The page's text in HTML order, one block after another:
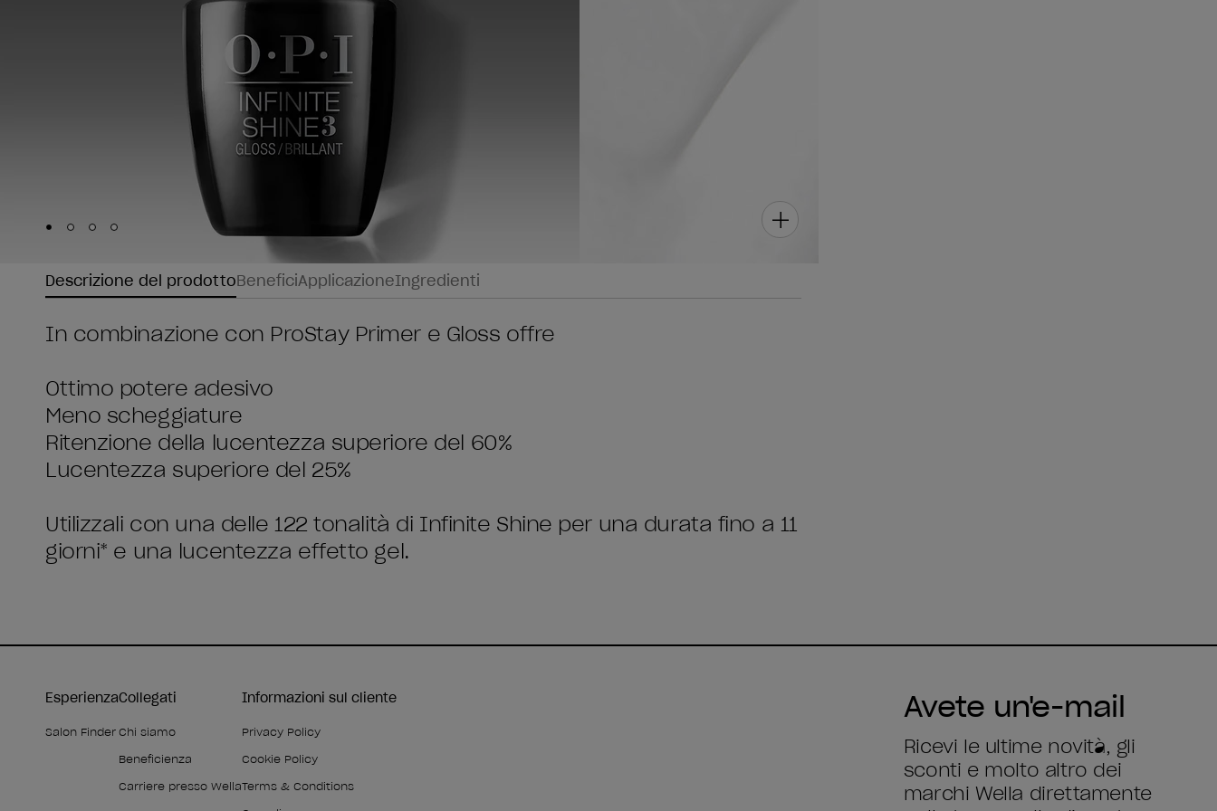
Skip to slide
Skip to slide
Skip to slide
Skip to slide 4
Descrizione del prodottoBeneficiApplicazioneIngredienti
In combinazione con ProStay Primer e Gloss offre
Ottimo potere adesivo
Meno scheggiature
Ritenzione della lucentezza superiore del 60%
Lucentezza superiore del 25%
Utilizzali con una delle 122 tonalità di Infinite Shine per una durata fino a 11
giorni* e una lucentezza effetto gel.
Esperienza
Salon Finder
Collegati
Chi siamo
Beneficienza
Carriere presso Wella
Informazioni sul cliente
Privacy Policy
Cookie Policy
Terms & Conditions
Avete un'e-mail
Ricevi le ultime novità, gli
sconti e molto altro dei
marchi Wella direttamente